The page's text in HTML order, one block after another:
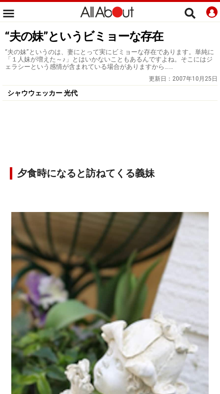
“夫の妹”というビミョーな存在
“夫の妹”というのは、妻にとって実にビミョーな存在であります。単純に
「１人妹が増えた～♪」とはいかないこともあるんですよね。そこにはジ
ェラシーという感情が含まれている場合がありますから……
更新日： 2007年10月25日
シャウウェッカー 光代
夕食時になると訪ねてくる義妹